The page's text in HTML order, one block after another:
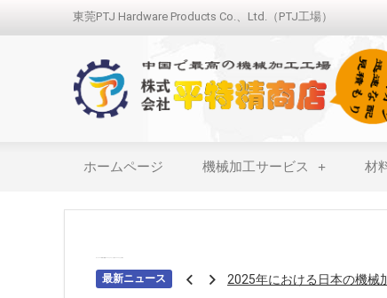
東莞PTJ Hardware Products Co.、Ltd.（PTJ工場）
ホームページ 機械加工サービス 材
最新ニュース
アロジンコーティング：欠